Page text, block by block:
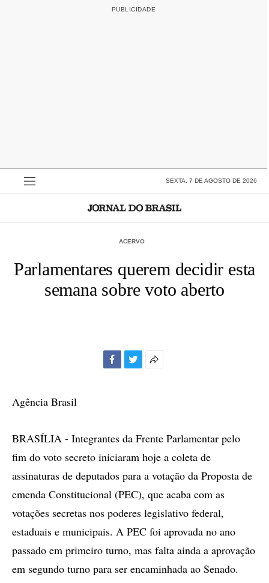
SEXTA, 7 DE AGOSTO DE 2026
ACERVO
Parlamentares querem decidir esta
semana sobre voto aberto
Agência Brasil
BRASÍLIA - Integrantes da Frente Parlamentar pelo
fim do voto secreto iniciaram hoje a coleta de
assinaturas de deputados para a votação da Proposta de
emenda Constitucional (PEC), que acaba com as
votações secretas nos poderes legislativo federal,
estaduais e municipais. A PEC foi aprovada no ano
passado em primeiro turno, mas falta ainda a aprovação
em segundo turno para ser encaminhada ao Senado.